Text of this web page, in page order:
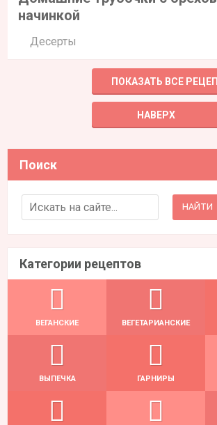
начинкой
Десерты
ПОКАЗАТЬ ВСЕ
НАВЕРХ
Поиск
Search for:
Категории рецептов
ВЕГАНСКИЕ ВЕГЕТАРИАНСКИЕ
ВЫПЕЧКА ГАРНИРЫ